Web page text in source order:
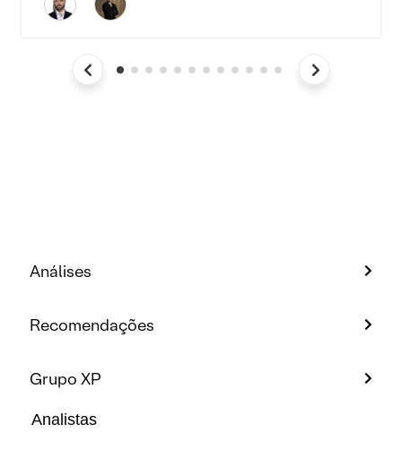
Análises
Recomendações
Grupo XP
Analistas